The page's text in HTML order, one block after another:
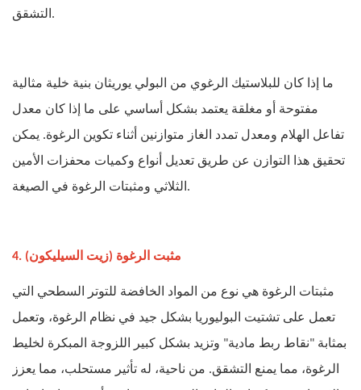
التشقق.
ما إذا كان للبلاستيك الرغوي من البولي يوريثان بنية خلية مثالية
مفتوحة أو مغلقة يعتمد بشكل أساسي على ما إذا كان معدل
تفاعل الهلام ومعدل تمدد الغاز متوازنين أثناء تكوين الرغوة. يمكن
تحقيق هذا التوازن عن طريق تعديل أنواع وكميات محفزات الأمين
الثلاثي ومثبتات الرغوة في الصيغة.
4. مثبت الرغوة (زيت السيليكون)
مثبتات الرغوة هي نوع من المواد الخافضة للتوتر السطحي التي
تعمل على تشتيت البوليوريا بشكل جيد في نظام الرغوة، وتعمل
بمثابة "نقاط ربط مادية" وتزيد بشكل كبير اللزوجة المبكرة لخليط
الرغوة، مما يمنع التشقق. من ناحية، له تأثير مستحلب، مما يعزز